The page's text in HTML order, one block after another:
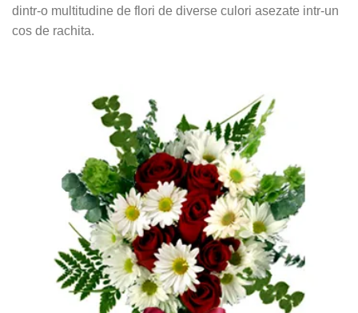
dintr-o multitudine de flori de diverse culori asezate intr-un
cos de rachita.